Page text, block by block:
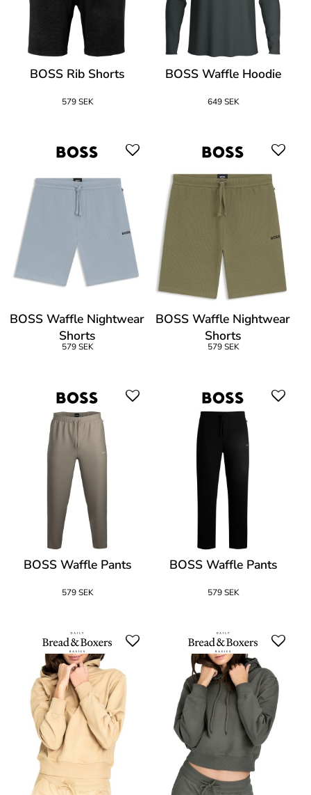
BOSS Rib Shorts
579 SEK
BOSS Waffle Hoodie
649 SEK
BOSS Waffle Nightwear
Shorts
579 SEK
BOSS Waffle Nightwear
Shorts
579 SEK
BOSS Waffle Pants
579 SEK
BOSS Waffle Pants
579 SEK